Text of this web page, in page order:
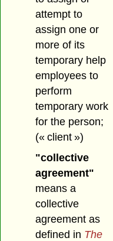
attempt to
assign one or
more of its
temporary help
employees to
perform
temporary work
for the person;
(« client »)
"collective
agreement"
means a
collective
agreement as
defined in The